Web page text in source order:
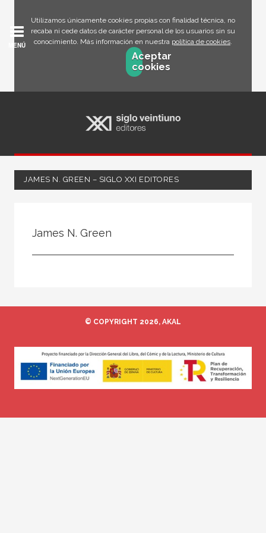
Utilizamos únicamente cookies propias con finalidad técnica, no
recaba ni cede datos de carácter personal de los usuarios sin su
conocimiento. Más información en nuestra política de cookies.
Aceptar
cookies
MENÚ
JAMES N. GREEN – SIGLO XXI EDITORES
James N. Green
© COPYRIGHT 2026, AKAL